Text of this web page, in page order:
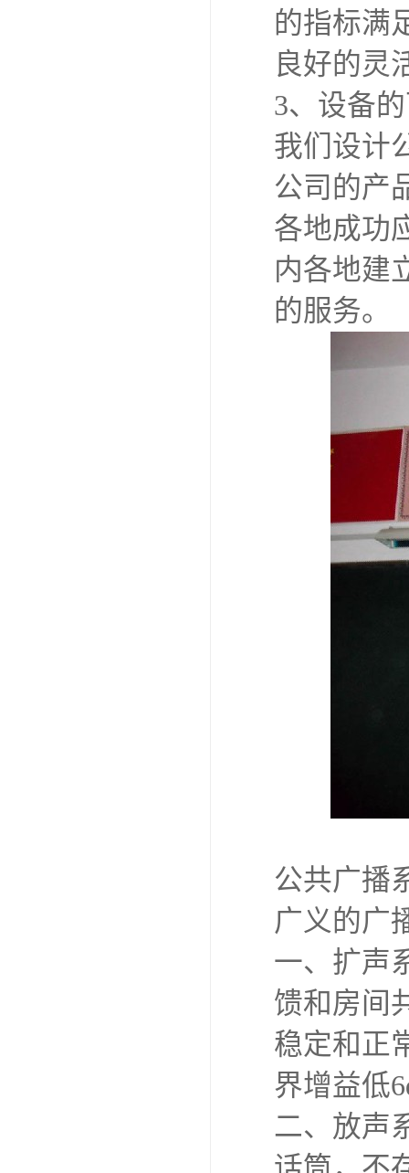
的指标满
良好的灵
3、设备
我们设计
公司的产
各地成功
内各地建
的服务。
公共广播
广义的广
一、扩声
馈和房间
稳定和正
界增益低
二、放声